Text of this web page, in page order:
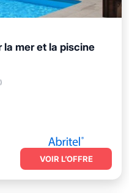
mer et la piscine
)
VOIR L’OFFRE